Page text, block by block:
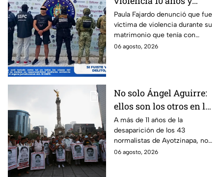
hasta ahora detienen al
presunto agresor: el
caso de Paula Fajardo
Paula Fajardo denunció que fue
víctima de violencia durante su
matrimonio que tenía con
Jorge Francisco “N”, quien fue
06 agosto, 2026
No solo Ángel Aguirre:
ellos son los otros en la
lupa por el caso
Ayotzinapa
A más de 11 años de la
desaparición de los 43
normalistas de Ayotzinapa, no
se ha conocido el paradero de
06 agosto, 2026